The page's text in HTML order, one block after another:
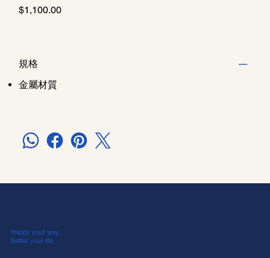
價
格
$1,100.00
規格
金屬材質
Happy your way,
Better your life